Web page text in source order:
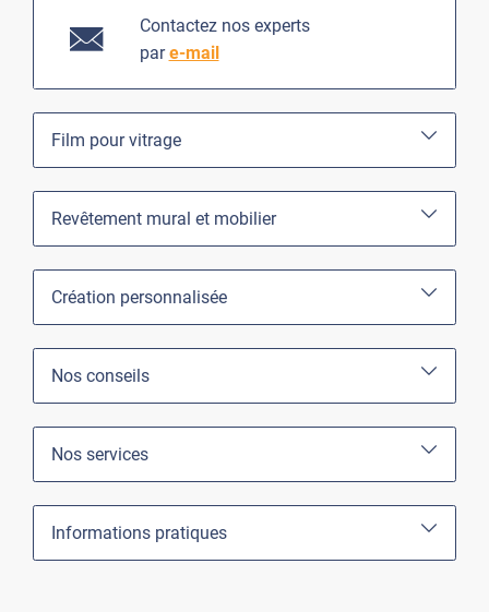
Contactez nos experts
pare-mail
Film pour vitrage
Revêtement mural et mobilier
Création personnalisée
Nos conseils
Nos services
Informations pratiques